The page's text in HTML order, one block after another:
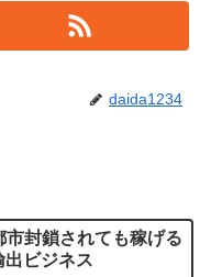
daida1234
市封鎖されても稼げる
ビジネス